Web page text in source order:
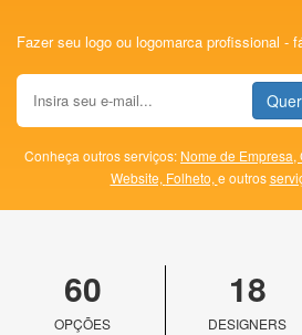
Fazer seu logo ou logomarca profissional -
Conheça outros serviços: Nome de Empresa,
Website, Folheto, e outros
60
OPÇÕES
18
DESIGNERS